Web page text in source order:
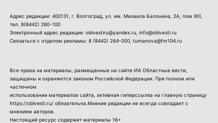
Адрес редакции: 400131, г. Волгоград, ул. им. Михаила Балонина, 2А, пом XIII,
тел. 8(8442) 260-100
Электронный адрес редакции: oblvestiru@yandex.ru, info@oblvesti.ru
Связаться с отделом рекламы: 8 (8442) 264-000 , tumanova@fm104.ru
Все права на материалы, размещенные на сайте ИА Областные вести,
защищены и охраняются законом Российской Федерации. При полном или
частичном
использовании материалов сайта, активная гиперссылка на главную страницу
https://oblvesti.ru/ обязательна.Мнение редакции не всегда совпадает с
мнением авторов.
Настоящий ресурс содержит материалы 16+